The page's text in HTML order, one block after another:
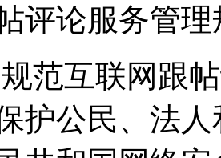
评论服务管理
范互联网跟
护公民、法